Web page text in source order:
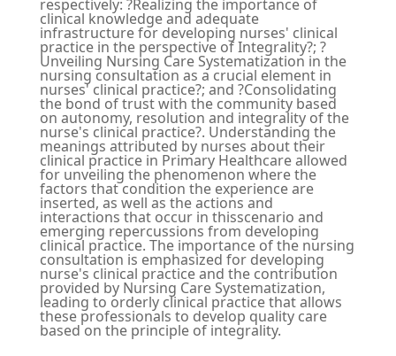
respectively: ?Realizing the importance of
clinical knowledge and adequate
infrastructure for developing nurses' clinical
practice in the perspective of Integrality?; ?
Unveiling Nursing Care Systematization in the
nursing consultation as a crucial element in
nurses' clinical practice?; and ?Consolidating
the bond of trust with the community based
on autonomy, resolution and integrality of the
nurse's clinical practice?. Understanding the
meanings attributed by nurses about their
clinical practice in Primary Healthcare allowed
for unveiling the phenomenon where the
factors that condition the experience are
inserted, as well as the actions and
interactions that occur in thisscenario and
emerging repercussions from developing
clinical practice. The importance of the nursing
consultation is emphasized for developing
nurse's clinical practice and the contribution
provided by Nursing Care Systematization,
leading to orderly clinical practice that allows
these professionals to develop quality care
based on the principle of integrality.